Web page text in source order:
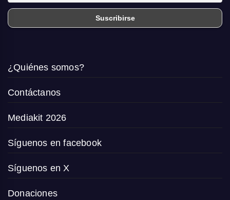
¿Quiénes somos?
Contáctanos
Mediakit 2026
Síguenos en facebook
Síguenos en X
Donaciones